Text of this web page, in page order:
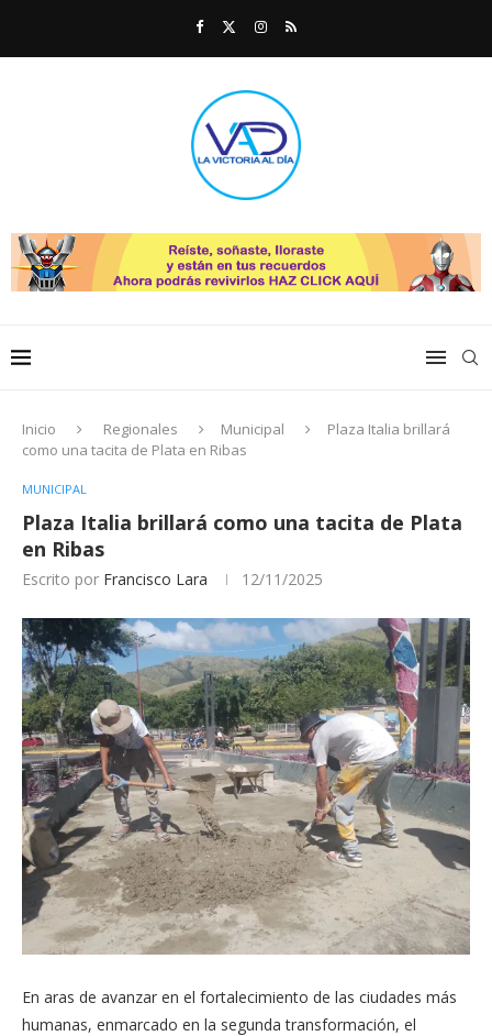
Inicio Regionales Municipal
Plaza Italia brillará
como una tacita de Plata en Ribas
MUNICIPAL
Plaza Italia brillará como una tacita de Plata
en Ribas
Escrito por Francisco Lara 12/11/2025
En aras de avanzar en el fortalecimiento de las ciudades más
humanas, enmarcado en la segunda transformación, el